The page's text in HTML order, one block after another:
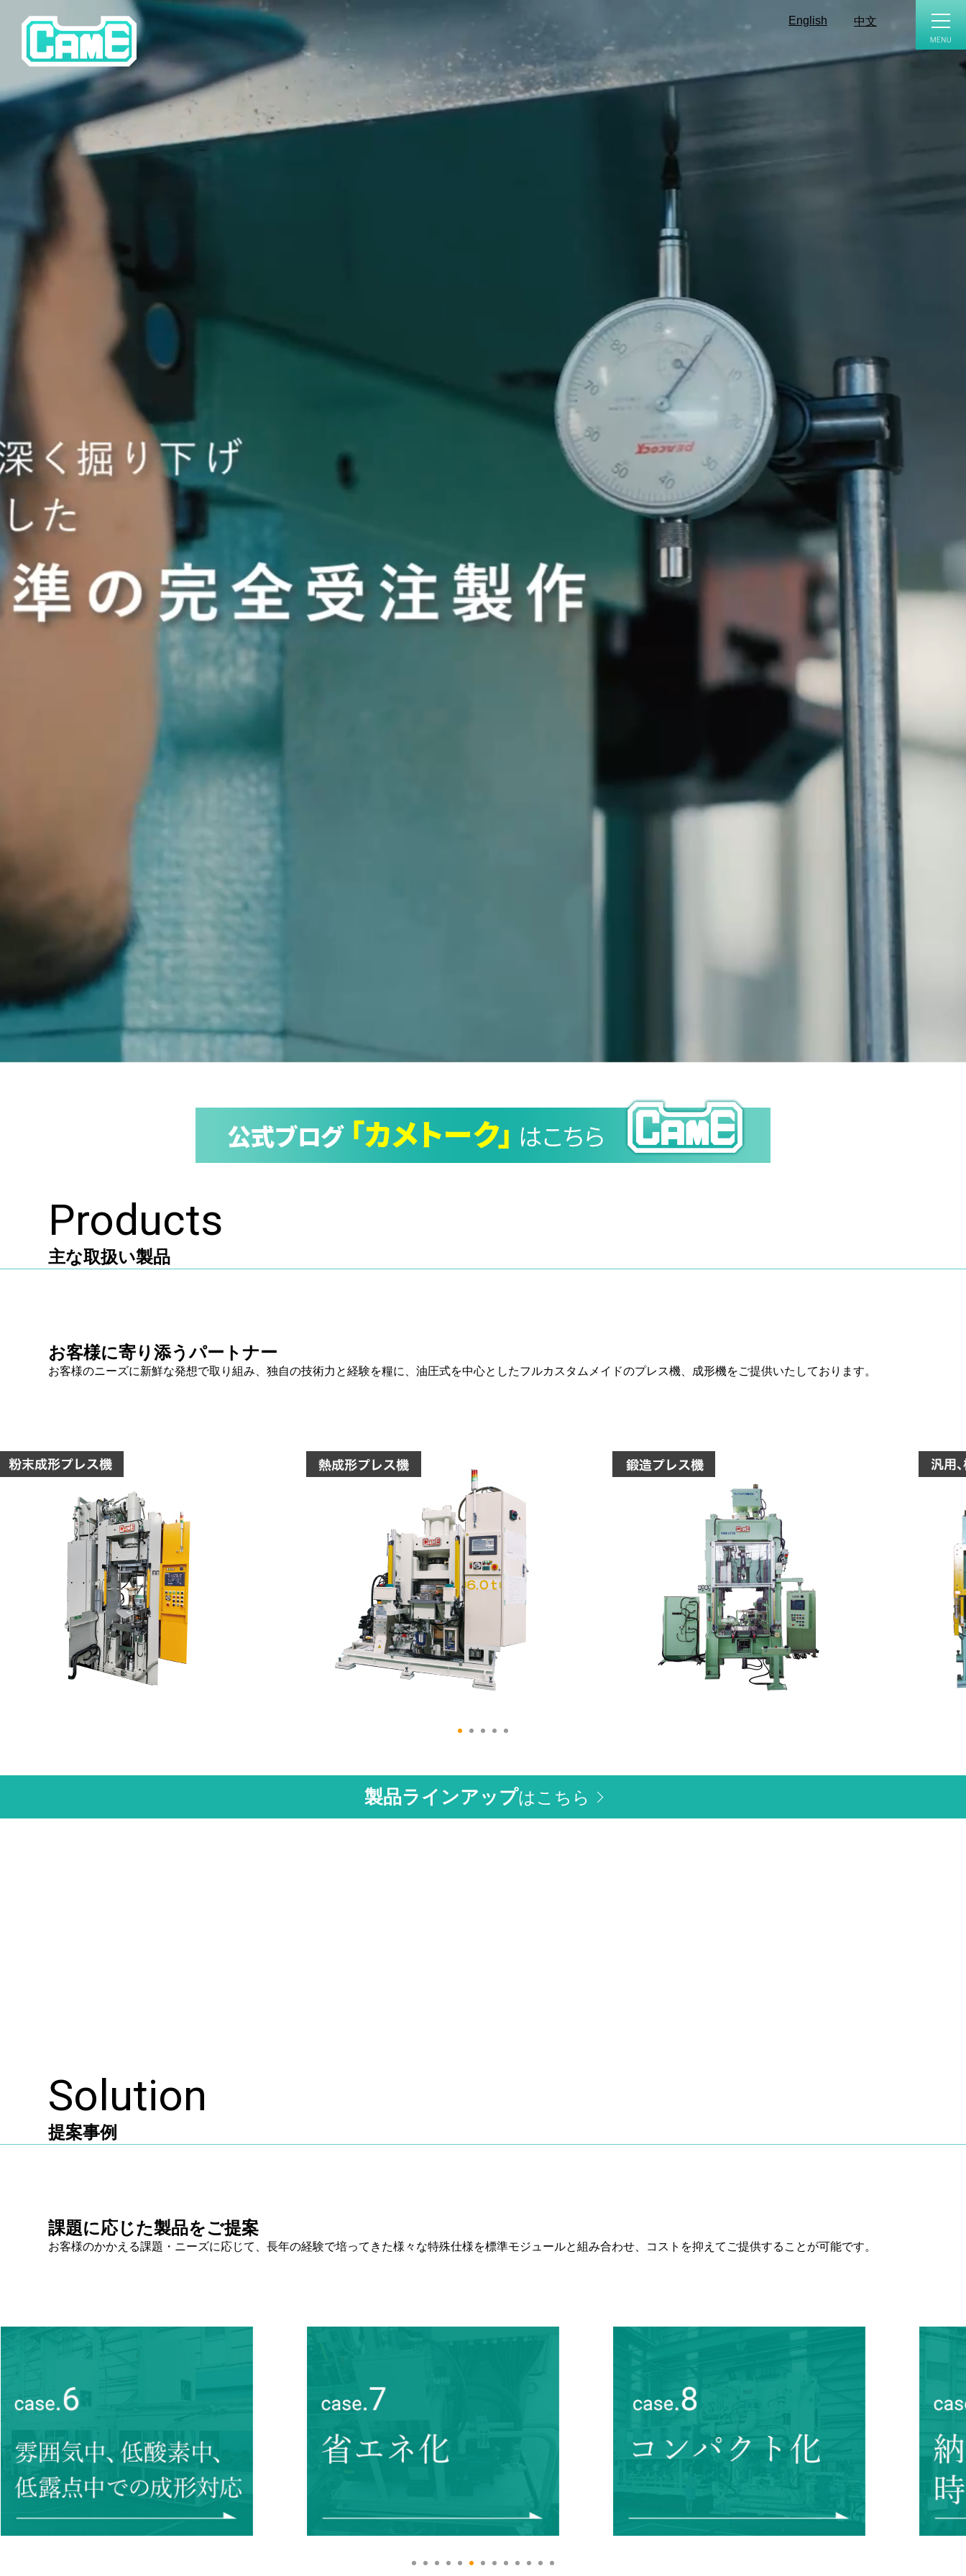
中文
English
Products
主な取扱い製品
お客様に寄り添うパートナー
お客様のニーズに新鮮な発想で取り組み、独自の技術力と経験を糧に、油圧式を中心としたフルカスタムメイドのプレス機、成形機をご提供いたしております。
製品ラインアップはこちら
Solution
提案事例
課題に応じた製品をご提案
お客様のかかえる課題・ニーズに応じて、長年の経験で培ってきた様々な特殊仕様を標準モジュールと組み合わせ、コストを抑えてご提供することが可能です。